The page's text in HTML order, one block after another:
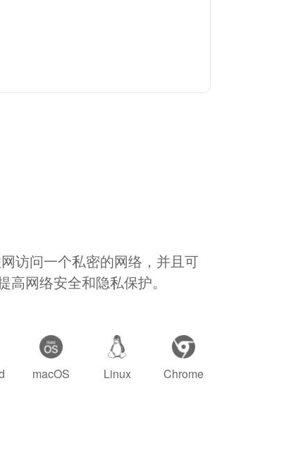
访问一个私密的网络，并且可
网络安全和隐私保护。
macOS Linux Chrome